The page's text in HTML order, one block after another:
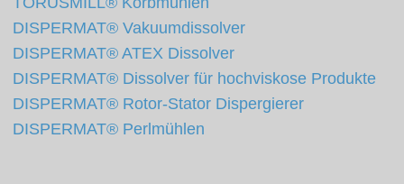
DISPERMAT® Vakuumdissolver
DISPERMAT® ATEX Dissolver
DISPERMAT® Dissolver für hochviskose Produkte
DISPERMAT® Rotor-Stator Dispergierer
DISPERMAT® Perlmühlen